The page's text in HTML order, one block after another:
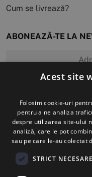
Cum se livrează?
ABONEAZĂ-TE LA
Acest site
Folosim cookie-uri
pentru a ne analiza
despre utilizarea site-ului
analiză, care le pot
sau pe care le-au colectat
STRICT NECESARE